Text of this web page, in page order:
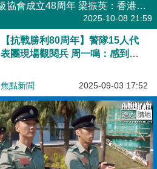
【心繫社會】警察隊員佐級協會成立48周年 梁振英：香港治安世界一流、冀警隊今後更好維護社會
2025-10-08 21:59
【抗戰勝利80周年】警隊15人代
表團現場觀閱兵 周一鳴：感到無
焦點新聞 2025-09-03 17:52